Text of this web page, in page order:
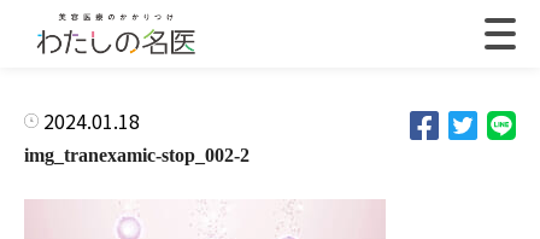
2024.01.18
img_tranexamic-stop_002-2